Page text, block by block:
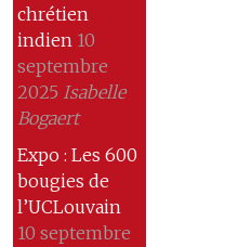
chrétien
indien 10
septembre
2025 Isabelle
Bogaert
Expo : Les 600
bougies de
l’UCLouvain
10 septembre